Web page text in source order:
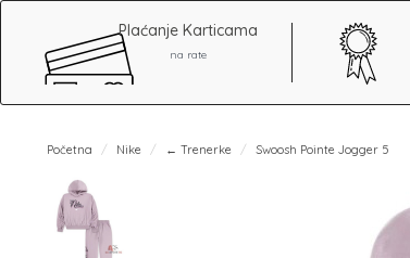
Plaćanje Karticama
na rate
Početna Nike ← Trenerke Swoosh Pointe Jogger 5